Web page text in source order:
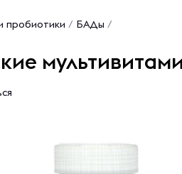
пробиотики / БАДы /